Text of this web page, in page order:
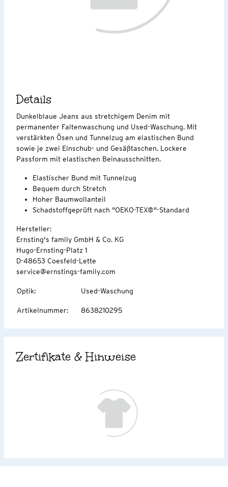
Details
Dunkelblaue Jeans aus stretchigem Denim mit
permanenter Faltenwaschung und Used-Waschung. Mit
verstärkten Ösen und Tunnelzug am elastischen Bund
sowie je zwei Einschub- und Gesäßtaschen. Lockere
Passform mit elastischen Beinausschnitten.
Elastischer Bund mit Tunnelzug
Bequem durch Stretch
Hoher Baumwollanteil
Schadstoffgeprüft nach "OEKO-TEX®"-Standard
Hersteller:
Ernsting's family GmbH & Co. KG
Hugo-Ernsting-Platz 1
D-48653 Coesfeld-Lette
service@ernstings-family.com
Optik: Used-Waschung
Artikelnummer: 8638210295
Zertifikate & Hinweise